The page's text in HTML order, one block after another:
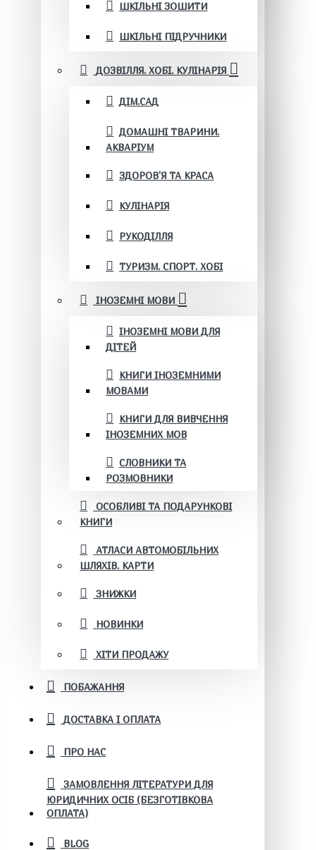
ШКІЛЬНІ ЗОШИТИ
ШКІЛЬНІ ПІДРУЧНИКИ
ДОЗВІЛЛЯ. ХОБІ. КУЛІНАРІЯ
ДІМ.САД
ДОМАШНІ ТВАРИНИ.
АКВАРІУМ
ЗДОРОВ'Я ТА КРАСА
КУЛІНАРІЯ
РУКОДІЛЛЯ
ТУРИЗМ. СПОРТ. ХОБІ
ІНОЗЕМНІ МОВИ
ІНОЗЕМНІ МОВИ ДЛЯ
ДІТЕЙ
КНИГИ ІНОЗЕМНИМИ
МОВАМИ
КНИГИ ДЛЯ ВИВЧЕННЯ
ІНОЗЕМНИХ МОВ
СЛОВНИКИ ТА
РОЗМОВНИКИ
ОСОБЛИВІ ТА ПОДАРУНКОВІ
КНИГИ
АТЛАСИ АВТОМОБІЛЬНИХ
ШЛЯХІВ. КАРТИ
ЗНИЖКИ
НОВИНКИ
ХІТИ ПРОДАЖУ
ПОБАЖАННЯ
ДОСТАВКА І ОПЛАТА
ПРО НАС
ЗАМОВЛЕННЯ ЛІТЕРАТУРИ ДЛЯ
ЮРИДИЧНИХ ОСІБ (БЕЗГОТІВКОВА
ОПЛАТА)
BLOG